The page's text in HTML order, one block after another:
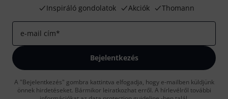
Inspiráló gondolatok
Akciók Thomann
e-mail cím*
Bejelentkezés
A "Bejelentkezés" gombra kattintva elfogadja, hogy e-mailben küldjünk
önnek hirdetéseket. Bármikor leiratkozhat erről. A hírlevélről további